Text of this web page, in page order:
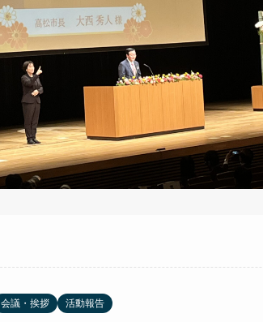
会議・挨拶 活動報告